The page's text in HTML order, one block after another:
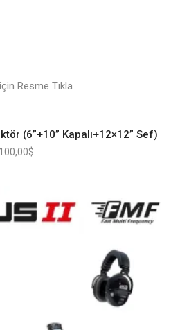
Resme Tıkla
(6”+10” Kapalı+12×12” Sef)
100,00$